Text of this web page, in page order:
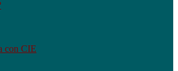
con CIE